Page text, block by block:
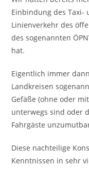
Einbindung des Taxi-
Linienverkehr des
des sogenannten
hat.
Eigentlich immer
Landkreisen
Gefäße (ohne oder
unterwegs sind oder
Fahrgäste
Diese nachteilige
Kenntnissen in sehr